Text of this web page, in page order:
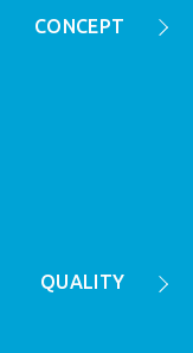
CONCEPT
QUALITY